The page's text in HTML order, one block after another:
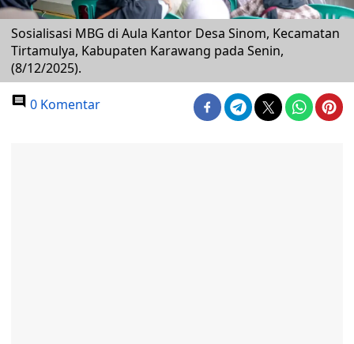
Sosialisasi MBG di Aula Kantor Desa Sinom, Kecamatan
Tirtamulya, Kabupaten Karawang pada Senin,
(8/12/2025).
0 Komentar